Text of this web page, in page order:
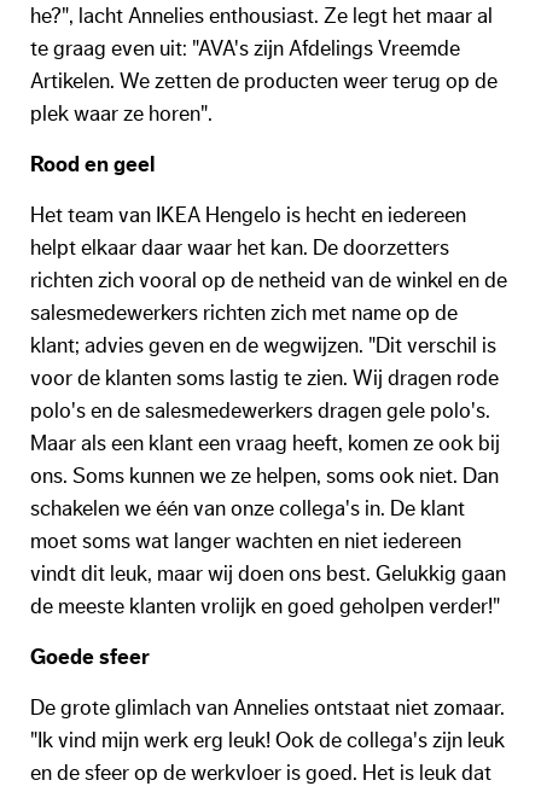
he?", lacht Annelies enthousiast. Ze legt het maar al
te graag even uit: "AVA's zijn Afdelings Vreemde
Artikelen. We zetten de producten weer terug op de
plek waar ze horen".
Rood en geel
Het team van IKEA Hengelo is hecht en iedereen
helpt elkaar daar waar het kan. De doorzetters
richten zich vooral op de netheid van de winkel en de
salesmedewerkers richten zich met name op de
klant; advies geven en de wegwijzen. "Dit verschil is
voor de klanten soms lastig te zien. Wij dragen rode
polo's en de salesmedewerkers dragen gele polo's.
Maar als een klant een vraag heeft, komen ze ook bij
ons. Soms kunnen we ze helpen, soms ook niet. Dan
schakelen we één van onze collega's in. De klant
moet soms wat langer wachten en niet iedereen
vindt dit leuk, maar wij doen ons best. Gelukkig gaan
de meeste klanten vrolijk en goed geholpen verder!"
Goede sfeer
De grote glimlach van Annelies ontstaat niet zomaar.
"Ik vind mijn werk erg leuk! Ook de collega's zijn leuk
en de sfeer op de werkvloer is goed. Het is leuk dat